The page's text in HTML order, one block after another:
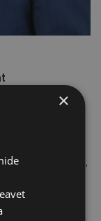
tema juhtida
äriteabe ja
Balti riike.
riskijuhtimine,
ärijuhtimises
×